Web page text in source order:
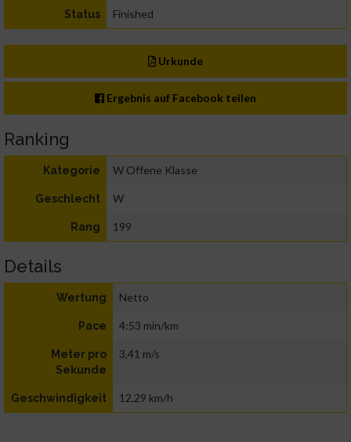
Status Finished
Urkunde
Ergebnis auf Facebook teilen
Ranking
Kategorie W Offene Klasse
Geschlecht W
Rang 199
Details
Wertung Netto
Pace 4:53 min/km
Meter pro
Sekunde
3,41 m/s
Geschwindigkeit 12,29 km/h